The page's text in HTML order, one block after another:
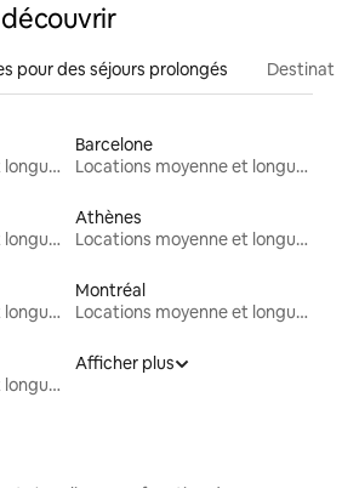
pour des séjours prolongés
Locations moyenne et longue durée
Barcelone
Locations moyenne et longue durée
Locations moyenne et longue durée
Athènes
Locations moyenne et longue durée
Locations moyenne et longue durée
Montréal
Locations moyenne et longue durée
Locations moyenne et longue durée
Afficher plus